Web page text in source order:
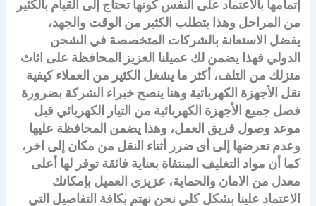
إتمامها بالاعتماد على النفس كونها تحتاج إلى القيام بالكثير
من المراحل وهذا يتطلب الكثير من الوقت والجهد،
يفضل الاستعانة بالشركات المتخصصة في الشحن
الدولي فهذا يضمن لك عميلنا العزيز المحافظة على اثاث
منزلك من التلف، أكثر ما يشغل الكثير من العملاء كيفية
نقل الأجهزة الكهربائية وهنا ينصح خبراء الشركة بضرورة
فصل جميع الأجهزة الكهربائية من التيار الكهربائي قبل
موعد وصول فريق العمل، وهذا يضمن المحافظة عليها
وعدم تعرضها إلى أى ضرر أثناء النقل من مكان إلى اخر،
كما أن مواد التغليف المنتقاة بعناية فائقة توفر لها أعلى
معدل من الامان والحماية، عزيزي العميل بإمكانك
الاعتماد علينا بشكل كلي نحن نهتم بكافة التفاصيل التي